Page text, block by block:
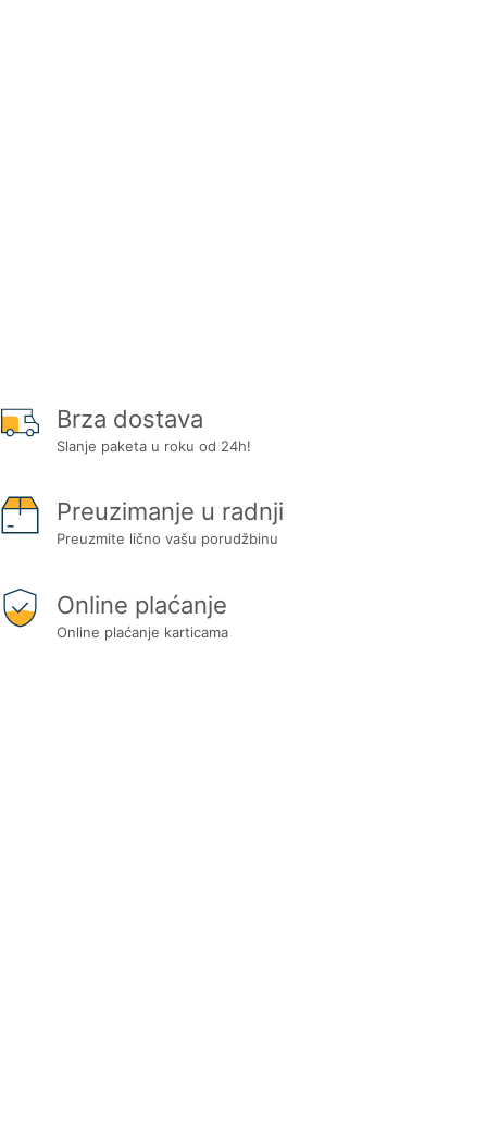
Brza dostava
Slanje paketa u roku od 24h!
Preuzimanje u radnji
Preuzmite lično vašu porudžbinu
Online plaćanje
Online plaćanje karticama